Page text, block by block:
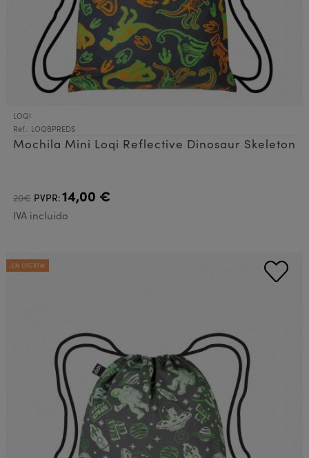
LOQI
Ref.: LOQBPREDS
Mochila Mini Loqi Reflective Dinosaur Skeleton
20€ PVPR:14,00 €
IVA incluido
¡EN OFERTA!